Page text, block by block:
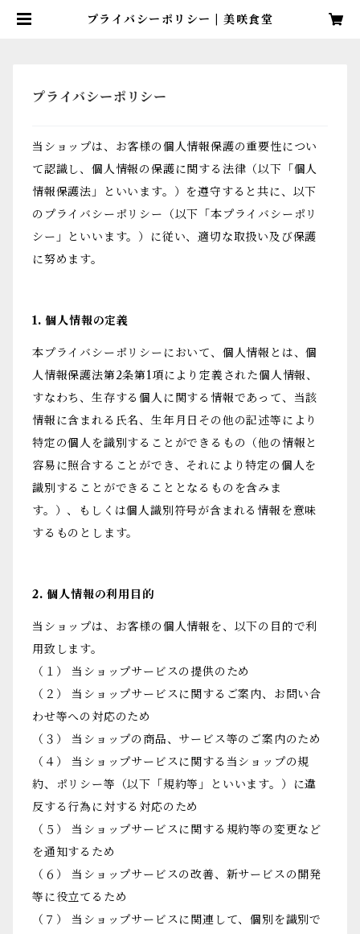
プライバシーポリシー | 美咲食堂
プライバシーポリシー
当ショップは、お客様の個人情報保護の重要性につい
て認識し、個人情報の保護に関する法律（以下「個人
情報保護法」といいます。）を遵守すると共に、以下
のプライバシーポリシー（以下「本プライバシーポリ
シー」といいます。）に従い、適切な取扱い及び保護
に努めます。
1. 個人情報の定義
本プライバシーポリシーにおいて、個人情報とは、個
人情報保護法第2条第1項により定義された個人情報、
すなわち、生存する個人に関する情報であって、当該
情報に含まれる氏名、生年月日その他の記述等により
特定の個人を識別することができるもの（他の情報と
容易に照合することができ、それにより特定の個人を
識別することができることとなるものを含みま
す。）、もしくは個人識別符号が含まれる情報を意味
するものとします。
2. 個人情報の利用目的
当ショップは、お客様の個人情報を、以下の目的で利
用致します。
（１） 当ショップサービスの提供のため
（２） 当ショップサービスに関するご案内、お問い合
わせ等への対応のため
（３） 当ショップの商品、サービス等のご案内のため
（４） 当ショップサービスに関する当ショップの規
約、ポリシー等（以下「規約等」といいます。）に違
反する行為に対する対応のため
（５） 当ショップサービスに関する規約等の変更など
を通知するため
（６） 当ショップサービスの改善、新サービスの開発
等に役立てるため
（７） 当ショップサービスに関連して、個別を識別で